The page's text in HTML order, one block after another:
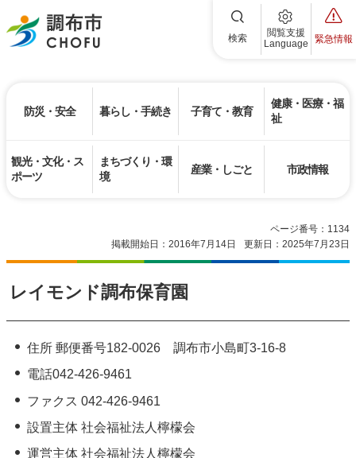
調布市 検索
閲覧支援
Language
緊急情報
防災・安全 暮らし・手続き 子育て・教育
健康・医療・福
祉
観光・文化・ス
ポーツ
まちづくり・環
境
産業・しごと 市政情報
ページ番号：1134
掲載開始日：2016年7月14日
更新日：2025年7月23日
レイモンド調布保育園
住所 郵便番号182-0026 調布市小島町3-16-8
電話042-426-9461
ファクス 042-426-9461
設置主体 社会福祉法人檸檬会
運営主体 社会福祉法人檸檬会